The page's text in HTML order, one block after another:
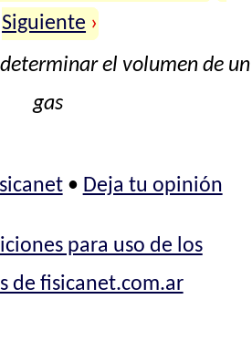
Siguiente ›
el volumen de un
gas
• Deja tu opinión
para uso de los
de fisicanet.com.ar